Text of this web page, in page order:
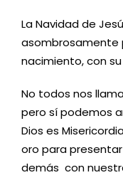
La Navidad de
asombrosamente
nacimiento, con
No todos nos
pero sí podemos
Dios es
oro para
demás con